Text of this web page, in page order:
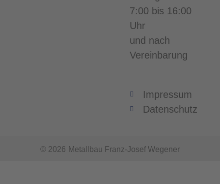
7:00 bis 16:00
Uhr
und nach
Vereinbarung
Impressum
Datenschutz
© 2026 Metallbau Franz-Josef Wegener